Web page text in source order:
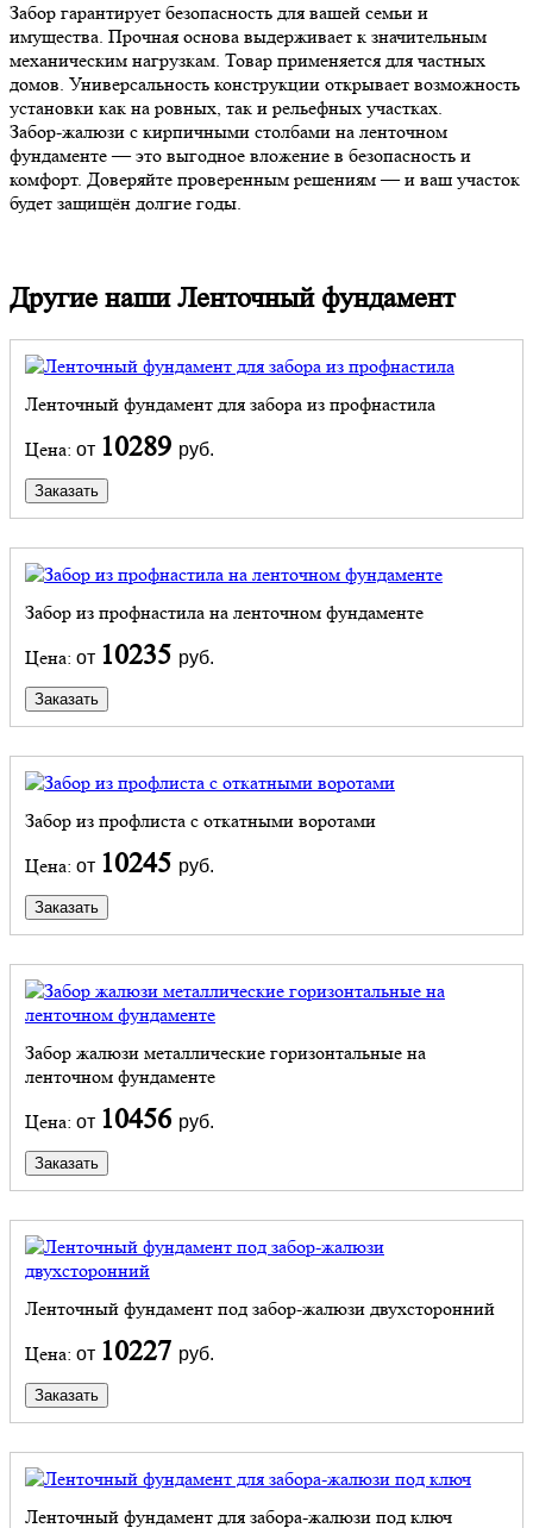
Забор гарантирует безопасность для вашей семьи и
имущества. Прочная основа выдерживает к значительным
механическим нагрузкам. Товар применяется для частных
домов. Универсальность конструкции открывает возможность
установки как на ровных, так и рельефных участках.
Забор-жалюзи с кирпичными столбами на ленточном
фундаменте — это выгодное вложение в безопасность и
комфорт. Доверяйте проверенным решениям — и ваш участок
будет защищён долгие годы.
Другие наши Ленточный фундамент
Ленточный фундамент для забора из профнастила
Цена: от 10289 руб.
Заказать
Забор из профнастила на ленточном фундаменте
Цена: от 10235 руб.
Заказать
Забор из профлиста с откатными воротами
Цена: от 10245 руб.
Заказать
Забор жалюзи металлические горизонтальные на
ленточном фундаменте
Цена: от 10456 руб.
Заказать
Ленточный фундамент под забор-жалюзи двухсторонний
Цена: от 10227 руб.
Заказать
Ленточный фундамент для забора-жалюзи под ключ